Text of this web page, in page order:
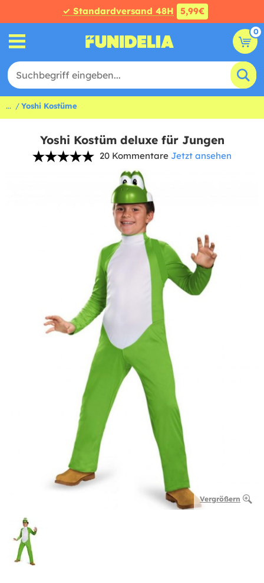
✓ Standardversand 48H 5,99€
0
... Yoshi Kostüme
Yoshi Kostüm deluxe für Jungen
20 Kommentare Jetzt ansehen
Vergrößern